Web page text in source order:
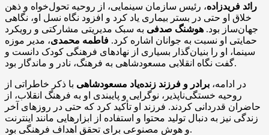
رائد فریدزاده، رئیس سازمان سینمایی، از روحیه تحول‌خواه و ذهن
خلاق او حتی در بستر بیماری یاد کرد و افزود نگاه نسل او، نگاهی
جهان‌ساز بود. هوشنگ صدفی به سبک مدیریتی مشارکتی و رویکرد
حمایتی او نسبت به جوانان اشاره کرد. فاطمه محمدی، مدیر موزه
سینما، او را بنیان‌گذار بسیاری از نهادهای فرهنگی کودک دانست و
گفت نگاه انقلابی مسعودشاهی به فرهنگ، نادر و ماندگار بود.
در ادامه، برادر و فرزند زنده‌یاد مسعودشاهی با ذکر خاطراتی از
روحیه خستگی‌ناپذیر، نوگرایی و پایبندی او به فرهنگ انقلاب، از
حاضران قدردانی کردند. فرزند او تأکید کرد که حتی در روزهای آخر
زندگی نیز به دنبال تولید محتوا و استفاده از ابزارهایی مانند اینترنت
و هوش مصنوعی برای تحقق اهداف فرهنگی بود.